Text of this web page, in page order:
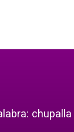
chupalla